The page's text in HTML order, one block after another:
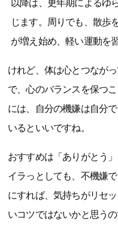
以降は、更年期によるゆ
じます。周りでも、散歩
が増え始め、軽い運動を
けれど、体は心とつなが
で、心のバランスを保つ
には、自分の機嫌は自分
いるといいですね。
おすすめは「ありがとう
イラっとしても、不機嫌
にすれば、気持ちがリセ
いコツではないかと思うの